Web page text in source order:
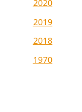
2020
2019
2018
1970